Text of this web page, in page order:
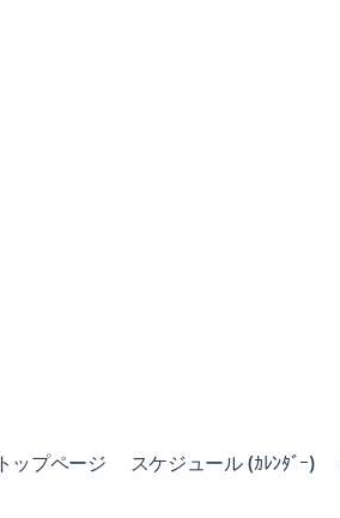
トップページ スケジュール (ｶﾚﾝﾀﾞｰ)